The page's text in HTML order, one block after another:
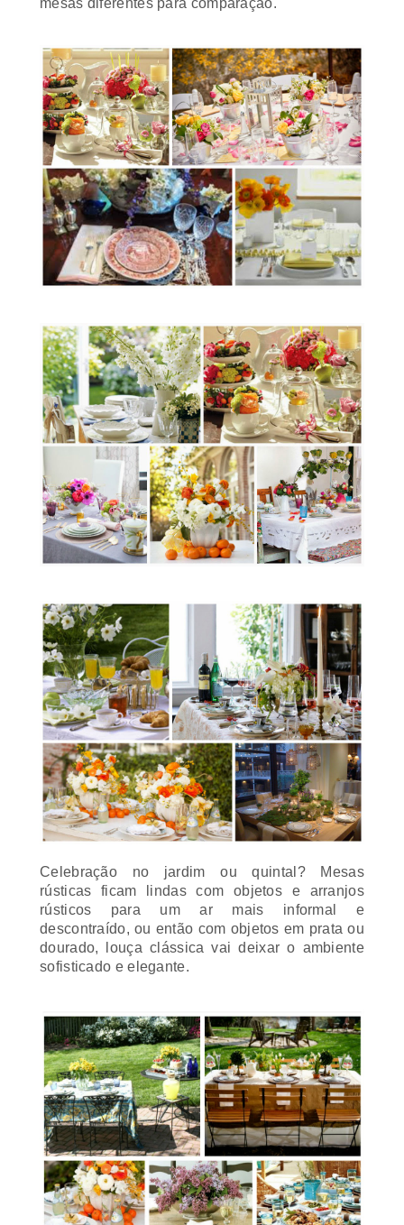
mesas diferentes para comparação.
Celebração no jardim ou quintal? Mesas
rústicas ficam lindas com objetos e arranjos
rústicos para um ar mais informal e
descontraído, ou então com objetos em prata ou
dourado, louça clássica vai deixar o ambiente
sofisticado e elegante.